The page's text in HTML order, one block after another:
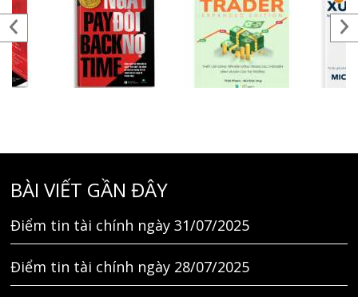
BÀI VIẾT GẦN ĐÂY
Điểm tin tài chính ngày 31/07/2025
Điểm tin tài chính ngày 28/07/2025